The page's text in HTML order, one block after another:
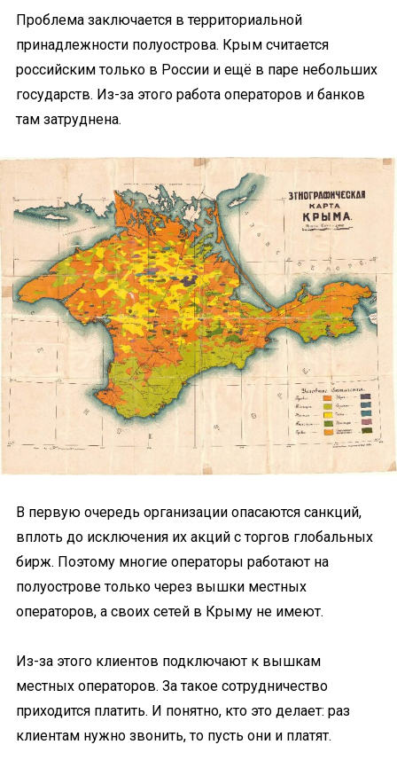
Проблема заключается в территориальной
принадлежности полуострова. Крым считается
российским только в России и ещё в паре небольших
государств. Из-за этого работа операторов и банков
там затруднена.
В первую очередь организации опасаются санкций,
вплоть до исключения их акций с торгов глобальных
бирж. Поэтому многие операторы работают на
полуострове только через вышки местных
операторов, а своих сетей в Крыму не имеют.
Из-за этого клиентов подключают к вышкам
местных операторов. За такое сотрудничество
приходится платить. И понятно, кто это делает: раз
клиентам нужно звонить, то пусть они и платят.